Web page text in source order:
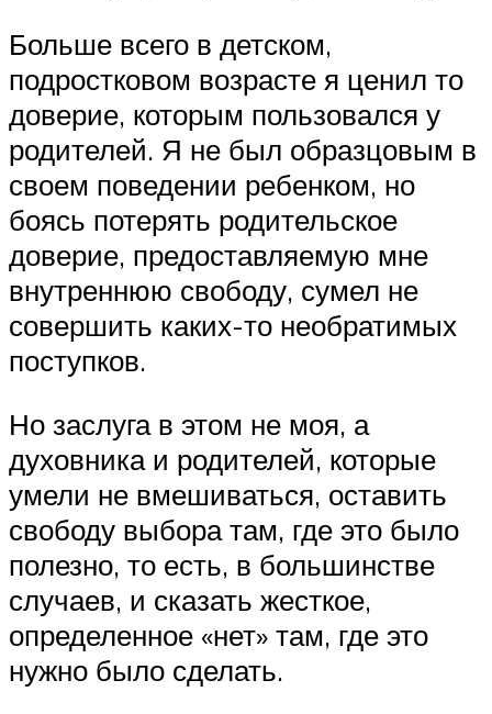
Больше всего в детском,
подростковом возрасте я ценил то
доверие, которым пользовался у
родителей. Я не был образцовым в
своем поведении ребенком, но
боясь потерять родительское
доверие, предоставляемую мне
внутреннюю свободу, сумел не
совершить каких-то необратимых
поступков.
Но заслуга в этом не моя, а
духовника и родителей, которые
умели не вмешиваться, оставить
свободу выбора там, где это было
полезно, то есть, в большинстве
случаев, и сказать жесткое,
определенное «нет» там, где это
нужно было сделать.